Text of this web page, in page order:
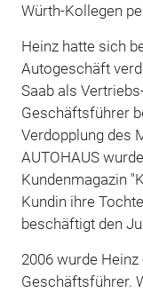
Würth-Kollegen
Heinz hatte sich
Autogeschäft
Saab als
Geschäftsführer
Verdopplung des
AUTOHAUS
Kundenmagazin
Kundin ihre
beschäftigt den
2006 wurde
Geschäftsführer.